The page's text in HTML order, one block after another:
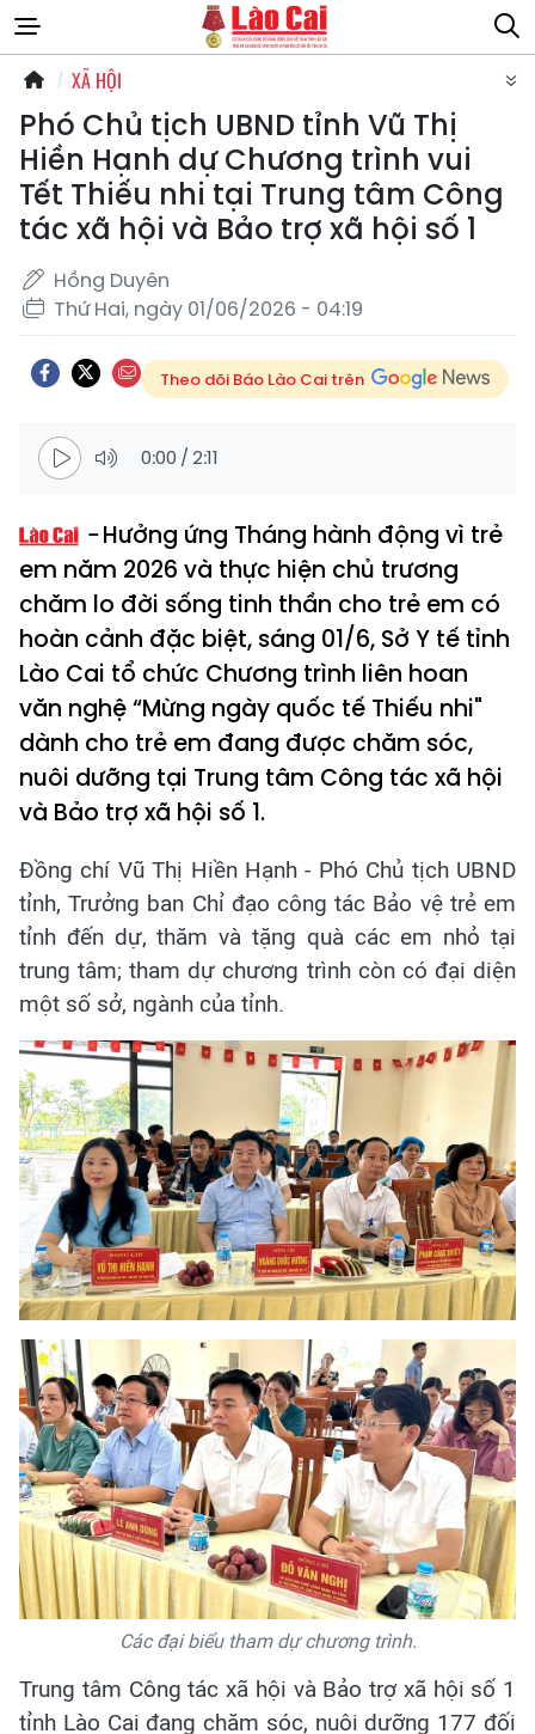
XÃ HỘI
Phó Chủ tịch UBND tỉnh Vũ Thị
Hiền Hạnh dự Chương trình vui
Tết Thiếu nhi tại Trung tâm Công
tác xã hội và Bảo trợ xã hội số 1
Hồng Duyên
Thứ Hai, ngày 01/06/2026 - 04:19
Theo dõi Báo Lào Cai trên
0:00 / 2:11
Hưởng ứng Tháng hành động vì trẻ
em năm 2026 và thực hiện chủ trương
chăm lo đời sống tinh thần cho trẻ em có
hoàn cảnh đặc biệt, sáng 01/6, Sở Y tế tỉnh
Lào Cai tổ chức Chương trình liên hoan
văn nghệ “Mừng ngày quốc tế Thiếu nhi"
dành cho trẻ em đang được chăm sóc,
nuôi dưỡng tại Trung tâm Công tác xã hội
và Bảo trợ xã hội số 1.
Đồng chí Vũ Thị Hiền Hạnh - Phó Chủ tịch UBND
tỉnh, Trưởng ban Chỉ đạo công tác Bảo vệ trẻ em
tỉnh đến dự, thăm và tặng quà các em nhỏ tại
trung tâm; tham dự chương trình còn có đại diện
một số sở, ngành của tỉnh.
Các đại biểu tham dự chương trình.
Trung tâm Công tác xã hội và Bảo trợ xã hội số 1
tỉnh Lào Cai đang chăm sóc, nuôi dưỡng 177 đối